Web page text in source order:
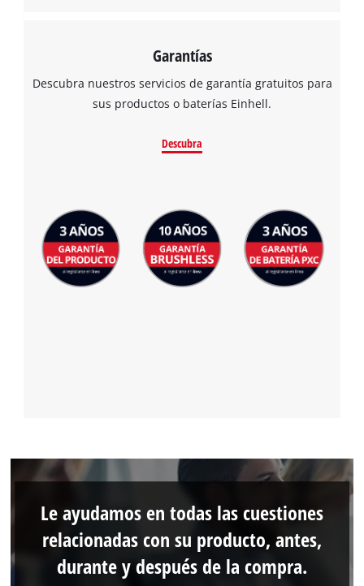
Garantías
Descubra nuestros servicios de garantía gratuitos para
sus productos o baterías Einhell.
Descubra
Le ayudamos en todas las cuestiones
relacionadas con su producto, antes,
durante y después de la compra.